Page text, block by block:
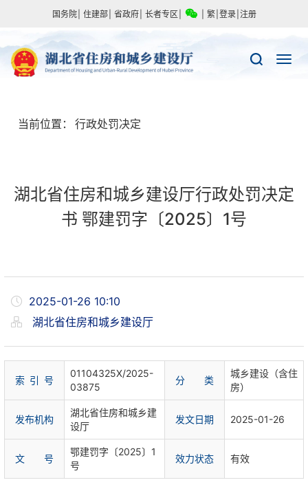
国务院 住建部 省政府 长者专区 繁 登录 注册
当前位置： 行政处罚决定
湖北省住房和城乡建设厅行政处罚决定
书 鄂建罚字〔2025〕1号
2025-01-26 10:10
湖北省住房和城乡建设厅
索 引 号
01104325X/2025-
03875
分 类
城乡建设（含住
房）
发布机构
湖北省住房和城乡建
设厅
发文日期 2025-01-26
文 号
鄂建罚字〔2025〕1
号
效力状态 有效